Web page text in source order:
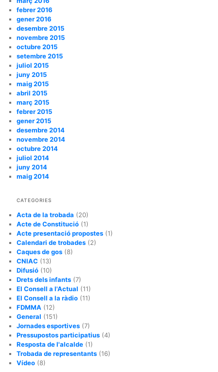
febrer 2016
gener 2016
desembre 2015
novembre 2015
octubre 2015
setembre 2015
juliol 2015
juny 2015
maig 2015
abril 2015
març 2015
febrer 2015
gener 2015
desembre 2014
novembre 2014
octubre 2014
juliol 2014
juny 2014
maig 2014
CATEGORIES
Acta de la trobada (20)
Acte de Constitució (1)
Acte presentació propostes (1)
Calendari de trobades (2)
Caques de gos (8)
CNIAC (13)
Difusió (10)
Drets dels infants (7)
El Consell a l'Actual (11)
El Consell a la ràdio (11)
FDMMA (12)
General (151)
Jornades esportives (7)
Pressupostos participatius (4)
Resposta de l'alcalde (1)
Trobada de representants (16)
Vídeo (8)